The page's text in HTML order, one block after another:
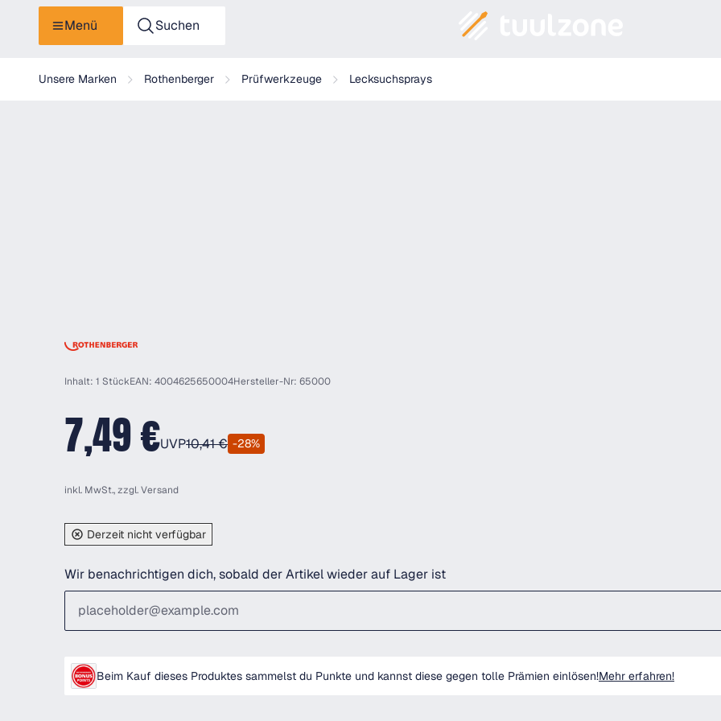
Menü Suchen
Unsere Marken Rothenberger Prüfwerkzeuge Lecksuchsprays
Rothenberger Lecksuchspray, 400ml, Aerosole 2,5A
Inhalt: 1 StückEAN: 4004625650004Hersteller-Nr: 65000
7,49 €UVP10,41 € -28%
inkl. MwSt., zzgl.Versand
Derzeit nicht verfügbar
Wir benachrichtigen dich, sobald der Artikel wieder auf Lager ist
Beim Kauf dieses Produktes sammelst du Punkte und kannst diese gegen tolle Prämien einlösen!Mehr erfahren!